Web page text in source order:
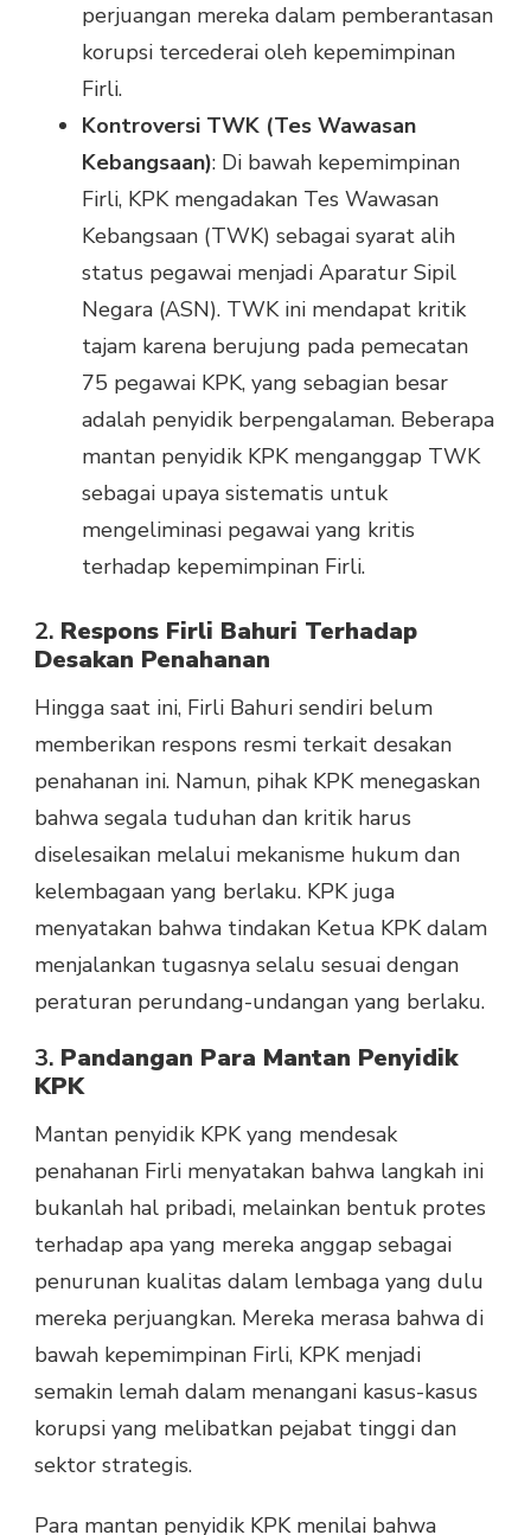
perjuangan mereka dalam pemberantasan
korupsi tercederai oleh kepemimpinan
Firli.
Kontroversi TWK (Tes Wawasan
Kebangsaan): Di bawah kepemimpinan
Firli, KPK mengadakan Tes Wawasan
Kebangsaan (TWK) sebagai syarat alih
status pegawai menjadi Aparatur Sipil
Negara (ASN). TWK ini mendapat kritik
tajam karena berujung pada pemecatan
75 pegawai KPK, yang sebagian besar
adalah penyidik berpengalaman. Beberapa
mantan penyidik KPK menganggap TWK
sebagai upaya sistematis untuk
mengeliminasi pegawai yang kritis
terhadap kepemimpinan Firli.
2. Respons Firli Bahuri Terhadap
Desakan Penahanan
Hingga saat ini, Firli Bahuri sendiri belum
memberikan respons resmi terkait desakan
penahanan ini. Namun, pihak KPK menegaskan
bahwa segala tuduhan dan kritik harus
diselesaikan melalui mekanisme hukum dan
kelembagaan yang berlaku. KPK juga
menyatakan bahwa tindakan Ketua KPK dalam
menjalankan tugasnya selalu sesuai dengan
peraturan perundang-undangan yang berlaku.
3. Pandangan Para Mantan Penyidik
KPK
Mantan penyidik KPK yang mendesak
penahanan Firli menyatakan bahwa langkah ini
bukanlah hal pribadi, melainkan bentuk protes
terhadap apa yang mereka anggap sebagai
penurunan kualitas dalam lembaga yang dulu
mereka perjuangkan. Mereka merasa bahwa di
bawah kepemimpinan Firli, KPK menjadi
semakin lemah dalam menangani kasus-kasus
korupsi yang melibatkan pejabat tinggi dan
sektor strategis.
Para mantan penyidik KPK menilai bahwa